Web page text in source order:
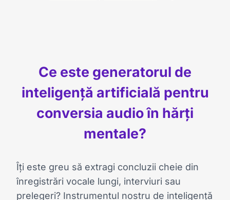
Ce este generatorul de
inteligență artificială pentru
conversia audio în hărți
mentale?
Îți este greu să extragi concluzii cheie din
înregistrări vocale lungi, interviuri sau
prelegeri? Instrumentul nostru de inteligență